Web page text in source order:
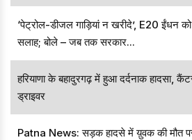
‘पेट्रोल-डीजल गाड़ियां न खरीदे’, E20 ईंधन
सलाह; बोले – जब तक सरकार...
हरियाणा के बहादुरगढ़ में हुआ दर्दनाक हादसा,
ड्राइवर
Patna News: सड़क हादसे में य़ुवक की मौत